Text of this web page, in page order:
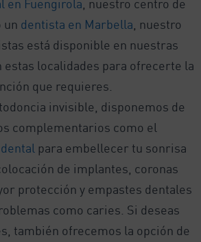
en Fuengirola , nuestro centro de
un dentista en Marbella , nuestro
está disponible en nuestras
estas localidades para ofrecerte la
que requieres.
invisible, disponemos de
complementarios como el
para embellecer tu sonrisa
de implantes, coronas
protección y empastes dentales
como caries. Si deseas
también ofrecemos la opción de